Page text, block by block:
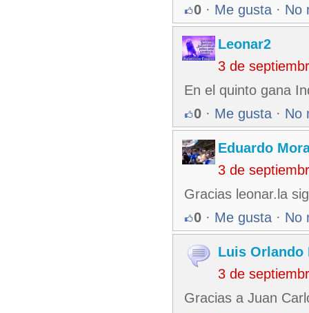
0 · Me gusta · No
Leonar2
3 de
En el quinto gana
0 · Me gusta · No
Eduardo
3 de
Gracias leonar.la
0 · Me gusta · No
Luis Orlando
3 de
Gracias a Juan